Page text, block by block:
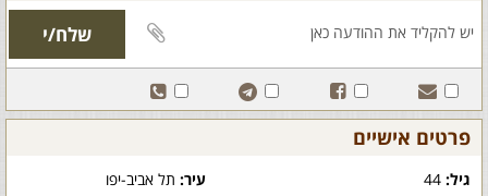
פרטים אישיים
גיל: עיר:תל אביב-יפו